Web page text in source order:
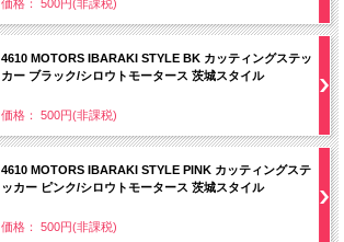
価格： 500円(非課税)
4610 MOTORS IBARAKI STYLE BK カッティングステッ
カー ブラック/シロウトモータース 茨城スタイル
価格： 500円(非課税)
4610 MOTORS IBARAKI STYLE PINK カッティングステ
ッカー ピンク/シロウトモータース 茨城スタイル
価格： 500円(非課税)